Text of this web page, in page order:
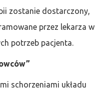
zostanie dostarczony,
przez lekarza w
potrzeb pacjenta.
schorzeniami układu